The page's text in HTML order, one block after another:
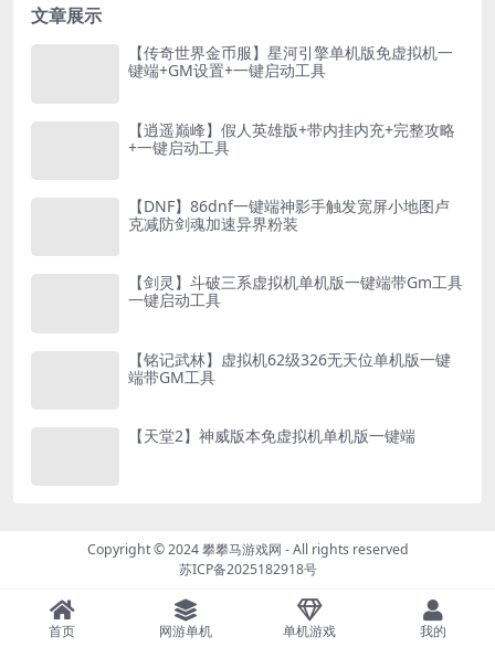
文章展示
【传奇世界金币服】星河引擎单机版免虚拟机一
键端+GM设置+一键启动工具
【逍遥巅峰】假人英雄版+带内挂内充+完整攻略
+一键启动工具
【DNF】86dnf一键端神影手触发宽屏小地图卢
克减防剑魂加速异界粉装
【剑灵】斗破三系虚拟机单机版一键端带Gm工具
一键启动工具
【铭记武林】虚拟机62级326无天位单机版一键
端带GM工具
【天堂2】神威版本免虚拟机单机版一键端
Copyright © 2024攀攀马游戏网 - All rights reserved
苏ICP备2025182918号
首页 网游单机 单机游戏 我的